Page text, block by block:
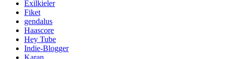
Exilkieler
Fiket
gendalus
Haascore
Hey Tube
Indie-Blogger